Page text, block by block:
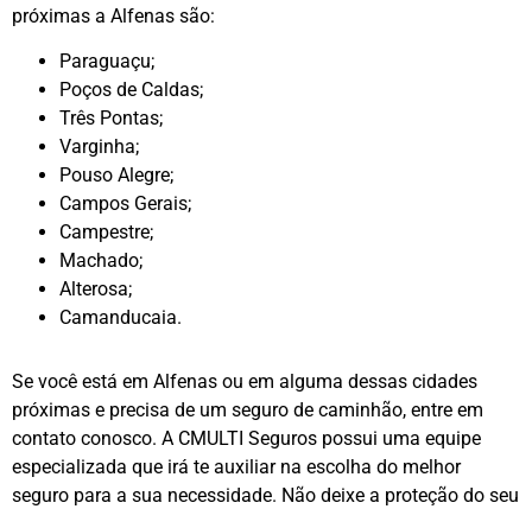
próximas a Alfenas são:
Paraguaçu;
Poços de Caldas;
Três Pontas;
Varginha;
Pouso Alegre;
Campos Gerais;
Campestre;
Machado;
Alterosa;
Camanducaia.
Se você está em Alfenas ou em alguma dessas cidades
próximas e precisa de um seguro de caminhão, entre em
contato conosco. A CMULTI Seguros possui uma equipe
especializada que irá te auxiliar na escolha do melhor
seguro para a sua necessidade. Não deixe a proteção do seu